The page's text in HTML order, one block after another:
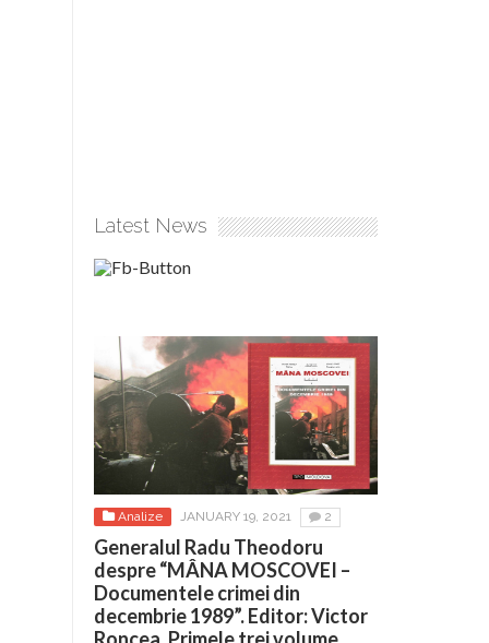
Latest News
Analize JANUARY 19, 2021 2
Generalul Radu Theodoru
despre “MÂNA MOSCOVEI –
Documentele crimei din
decembrie 1989”. Editor: Victor